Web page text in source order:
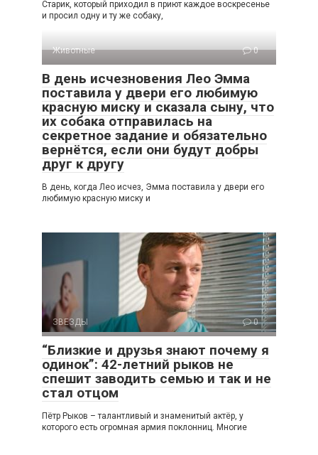
Старик, который приходил в приют каждое воскресенье
и просил одну и ту же собаку,
Животные 0
В день исчезновения Лео Эмма
поставила у двери его любимую
красную миску и сказала сыну, что
их собака отправилась на
секретное задание и обязательно
вернётся, если они будут добры
друг к другу
В день, когда Лео исчез, Эмма поставила у двери его
любимую красную миску и
ЗВЕЗДЫ 0
“Близкие и друзья знают почему я
одинок”: 42-летний рыков не
спешит заводить семью и так и не
стал отцом
Пётр Рыков – талантливый и знаменитый актёр, у
которого есть огромная армия поклонниц. Многие